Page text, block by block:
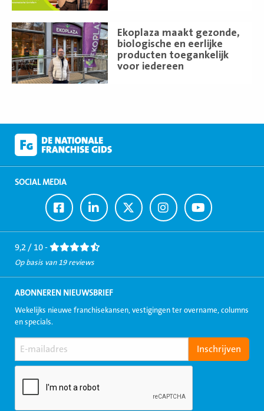
Ekoplaza maakt gezonde,
biologische en eerlijke
producten toegankelijk
voor iedereen
Lees
meer
SOCIAL MEDIA
Ga
naar
Facebook
Ga
naar
LinkedIn
Ga
naar
Twitter
Ga
naar
Instagram
Ga
naar
Youtube
9,2 / 10 -
Op basis van 19 reviews
ABONNEREN NIEUWSBRIEF
Wekelijks nieuwe franchisekansen, vestigingen ter overname, columns
en specials.